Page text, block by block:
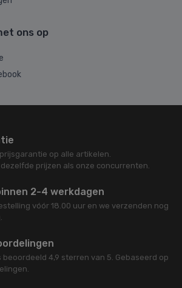
ons op
op alle artikelen.
prijzen als onze concurrenten.
2-4 werkdagen
vóór 18.00 uur en we verzenden nog
beoordeeld 4,9 sterren van 5. Gebaseerd op